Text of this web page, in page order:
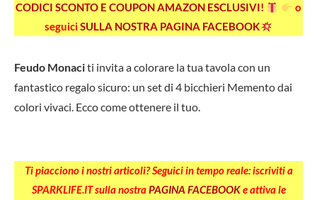
CODICI SCONTO E COUPON AMAZON ESCLUSIVI!
o
seguiciSULLA NOSTRA PAGINA FACEBOOK
Feudo Monaciti invita a colorare la tua tavola con un
fantastico regalo sicuro: un set di 4 bicchieri Memento dai
colori vivaci. Ecco come ottenere il tuo.
Ti piacciono i nostri articoli? Seguici in tempo reale: iscriviti a
SPARKLIFE.IT sulla nostraPAGINA FACEBOOKe attiva le